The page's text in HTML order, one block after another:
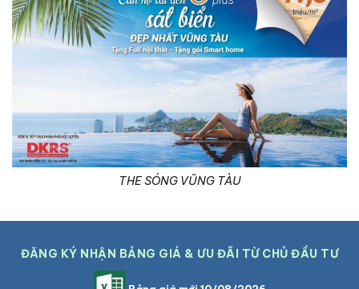
THE SÓNG VŨNG TÀU
ĐĂNG KÝ NHẬN BẢNG GIÁ & ƯU ĐÃI TỪ CHỦ ĐẦU TƯ